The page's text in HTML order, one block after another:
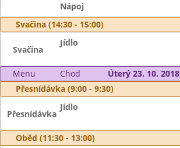
Nápoj
Svačina (14:30 - 15:00)
Svačina
Jídlo
Menu Chod
Úterý 23. 10. 2018
Přesnídávka (9:00 - 9:30)
Přesnídávka
Jídlo
Oběd (11:30 - 13:00)